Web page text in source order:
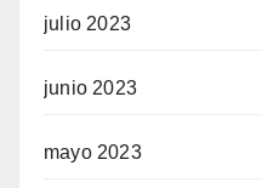
julio 2023
junio 2023
mayo 2023